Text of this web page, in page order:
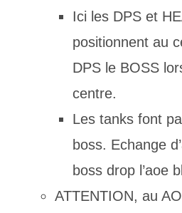
Ici les DPS et
positionnent au
DPS le BOSS
centre.
Les tanks font
boss. Echange
boss drop l’aoe
ATTENTION, au